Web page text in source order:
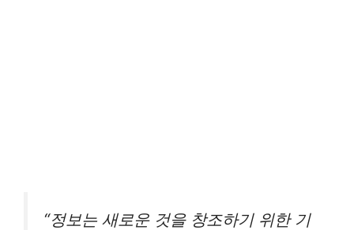
“정보는 새로운 것을 창조하기 위한 기